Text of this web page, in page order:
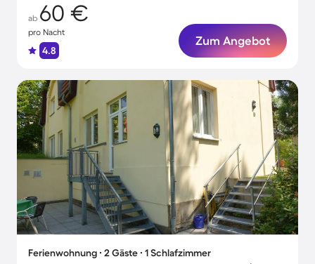
ab 60 €
pro Nacht
4.8
Zum Angebot
Ferienwohnung ∙ 2 Gäste ∙ 1 Schlafzimmer